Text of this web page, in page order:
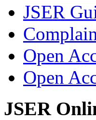
JSER
Open
Open
JSER